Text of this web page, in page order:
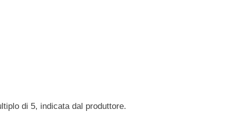
di 5, indicata dal produttore.